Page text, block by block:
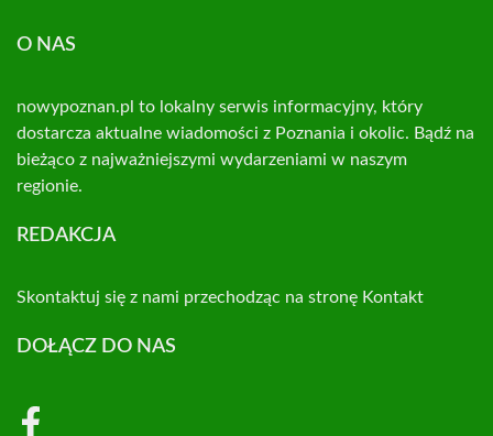
O NAS
nowypoznan.pl to lokalny serwis informacyjny, który
dostarcza aktualne wiadomości z Poznania i okolic. Bądź na
bieżąco z najważniejszymi wydarzeniami w naszym
regionie.
REDAKCJA
Skontaktuj się z nami przechodząc na stronę Kontakt
DOŁĄCZ DO NAS